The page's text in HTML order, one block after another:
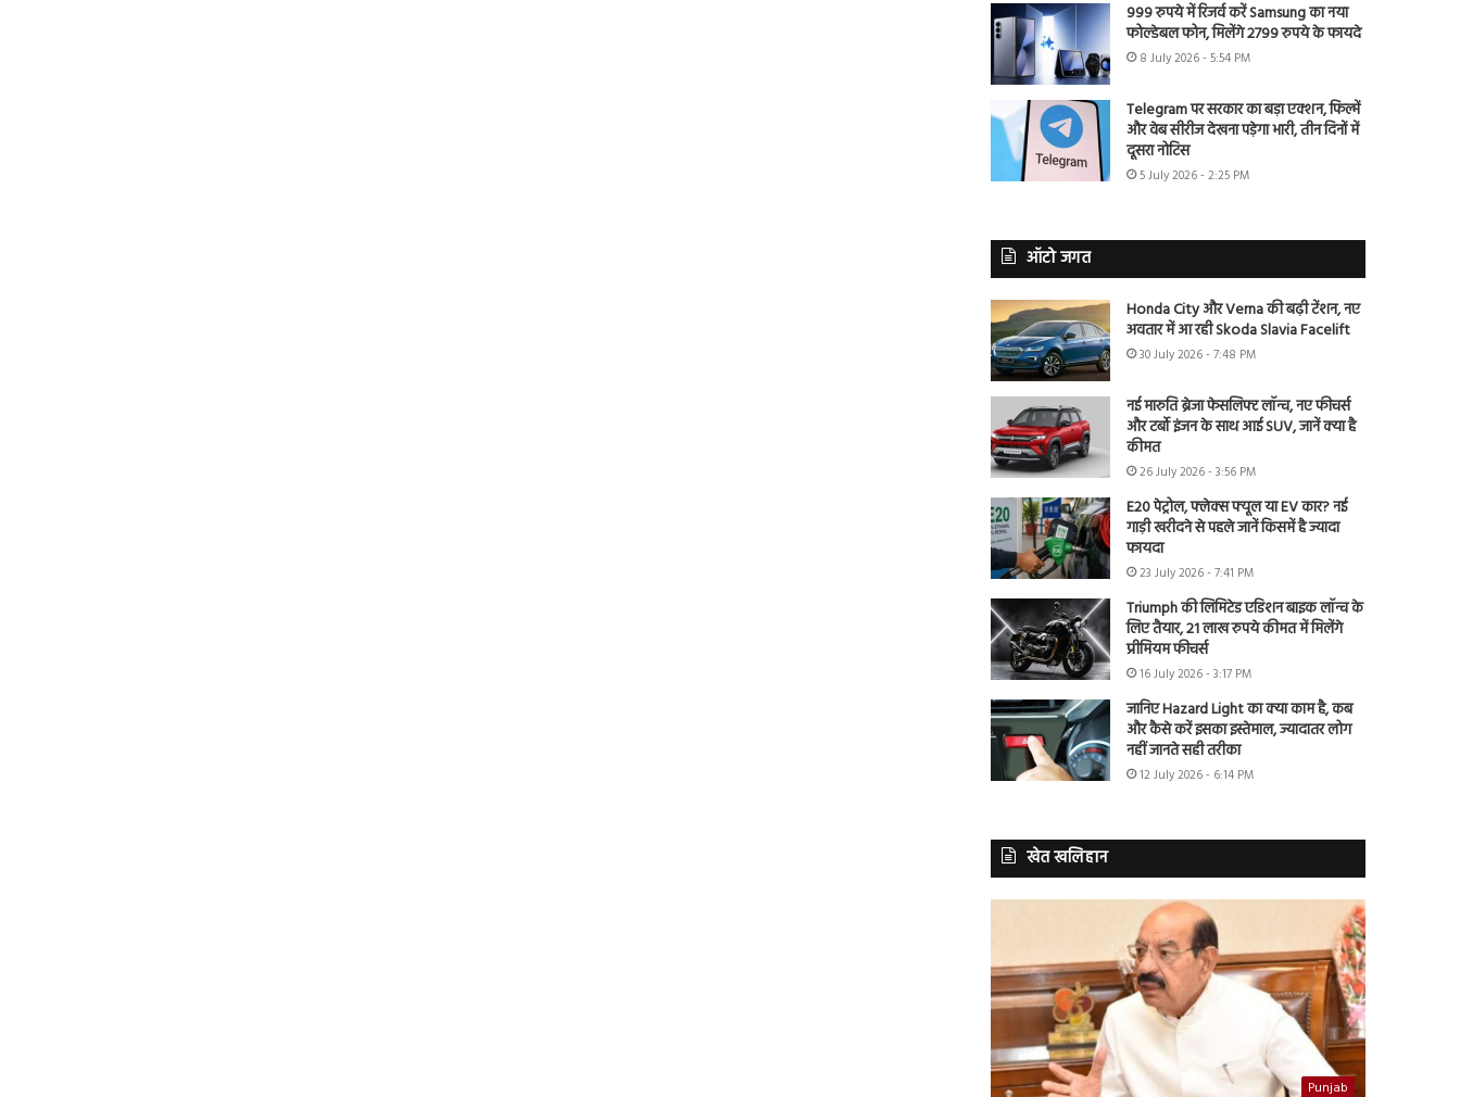
999 रुपये में रिजर्व करें Samsung का नया
फोल्डेबल फोन, मिलेंगे 2799 रुपये के फायदे
8 July 2026 - 5:54 PM
Telegram पर सरकार का बड़ा एक्शन, फिल्में
और वेब सीरीज देखना पड़ेगा भारी, तीन दिनों में
दूसरा नोटिस
5 July 2026 - 2:25 PM
ऑटो जगत
Honda City और Verna की बढ़ी टेंशन, नए
अवतार में आ रही Skoda Slavia Facelift
30 July 2026 - 7:48 PM
नई मारुति ब्रेजा फेसलिफ्ट लॉन्च, नए फीचर्स
और टर्बो इंजन के साथ आई SUV, जानें क्या है
कीमत
26 July 2026 - 3:56 PM
E20 पेट्रोल, फ्लेक्स फ्यूल या EV कार? नई
गाड़ी खरीदने से पहले जानें किसमें है ज्यादा
फायदा
23 July 2026 - 7:41 PM
Triumph की लिमिटेड एडिशन बाइक लॉन्च के
लिए तैयार, 21 लाख रुपये कीमत में मिलेंगे
प्रीमियम फीचर्स
16 July 2026 - 3:17 PM
जानिए Hazard Light का क्या काम है, कब
और कैसे करें इसका इस्तेमाल, ज्यादातर लोग
नहीं जानते सही तरीका
12 July 2026 - 6:14 PM
खेत खलिहान
Punjab